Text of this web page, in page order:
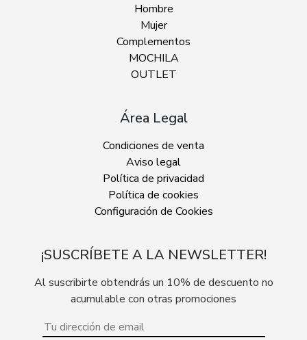
Hombre
Mujer
Complementos
MOCHILA
OUTLET
Área Legal
Condiciones de venta
Aviso legal
Política de privacidad
Política de cookies
Configuración de Cookies
¡SUSCRÍBETE A LA NEWSLETTER!
Al suscribirte obtendrás un 10% de descuento no
acumulable con otras promociones